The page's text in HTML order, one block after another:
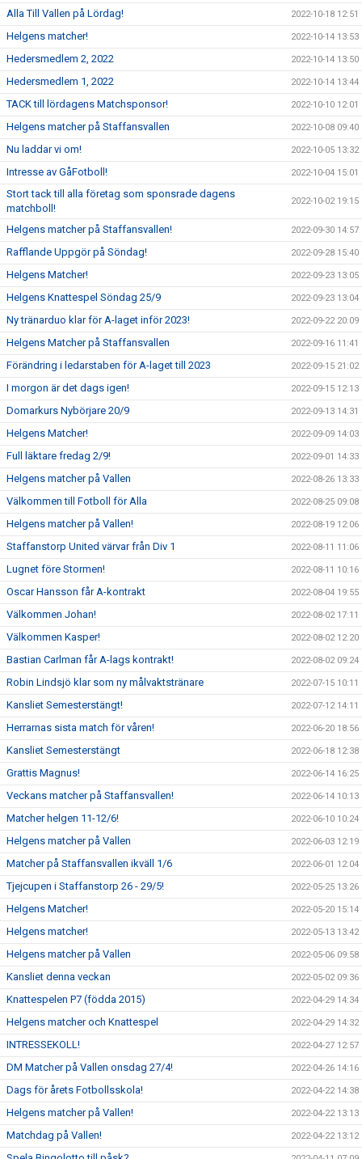
Alla Till Vallen på Lördag! 2022-10-18 12:51
Helgens matcher! 2022-10-14 13:53
Hedersmedlem 2, 2022 2022-10-14 13:50
Hedersmedlem 1, 2022 2022-10-14 13:44
TACK till lördagens Matchsponsor! 2022-10-10 12:01
Helgens matcher på Staffansvallen 2022-10-08 09:40
Nu laddar vi om! 2022-10-05 13:32
Intresse av GåFotboll! 2022-10-04 15:01
Stort tack till alla företag som sponsrade dagens
matchboll!
2022-10-02 19:15
Helgens matcher på Staffansvallen! 2022-09-30 14:57
Rafflande Uppgör på Söndag! 2022-09-28 15:40
Helgens Matcher! 2022-09-23 13:05
Helgens Knattespel Söndag 25/9 2022-09-23 13:04
Ny tränarduo klar för A-laget inför 2023! 2022-09-22 20:09
Helgens Matcher på Staffansvallen 2022-09-16 11:41
Förändring i ledarstaben för A-laget till 2023 2022-09-15 21:02
I morgon är det dags igen! 2022-09-15 12:13
Domarkurs Nybörjare 20/9 2022-09-13 14:31
Helgens Matcher! 2022-09-09 14:03
Full läktare fredag 2/9! 2022-09-01 14:33
Helgens matcher på Vallen 2022-08-26 13:33
Välkommen till Fotboll för Alla 2022-08-25 09:08
Helgens matcher på Vallen! 2022-08-19 12:06
Staffanstorp United värvar från Div 1 2022-08-11 11:06
Lugnet före Stormen! 2022-08-11 10:16
Oscar Hansson får A-kontrakt 2022-08-04 19:55
Välkommen Johan! 2022-08-02 17:11
Välkommen Kasper! 2022-08-02 12:20
Bastian Carlman får A-lags kontrakt! 2022-08-02 09:24
Robin Lindsjö klar som ny målvaktstränare 2022-07-15 10:11
Kansliet Semesterstängt! 2022-07-12 14:11
Herrarnas sista match för våren! 2022-06-20 18:56
Kansliet Semesterstängt 2022-06-18 12:38
Grattis Magnus! 2022-06-14 16:25
Veckans matcher på Staffansvallen! 2022-06-14 10:13
Matcher helgen 11-12/6! 2022-06-10 10:24
Helgens matcher på Vallen 2022-06-03 12:19
Matcher på Staffansvallen ikväll 1/6 2022-06-01 12:04
Tjejcupen i Staffanstorp 26 - 29/5! 2022-05-25 13:26
Helgens Matcher! 2022-05-20 15:14
Helgens matcher! 2022-05-13 13:42
Helgens matcher på Vallen 2022-05-06 09:58
Kansliet denna veckan 2022-05-02 09:36
Knattespelen P7 (födda 2015) 2022-04-29 14:34
Helgens matcher och Knattespel 2022-04-29 14:32
INTRESSEKOLL! 2022-04-27 12:57
DM Matcher på Vallen onsdag 27/4! 2022-04-26 14:16
Dags för årets Fotbollsskola! 2022-04-22 14:38
Helgens matcher på Vallen! 2022-04-22 13:13
Matchdag på Vallen! 2022-04-22 13:12